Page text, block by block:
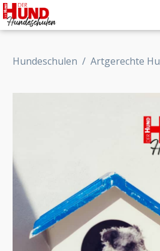
Hundeschulen / Artgerechte